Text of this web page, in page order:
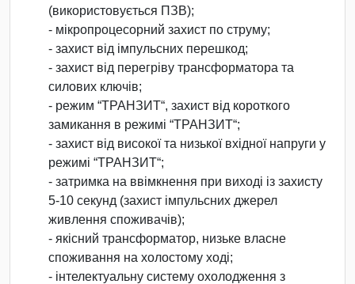
(використовується ПЗВ);
- мікропроцесорний захист по струму;
- захист від імпульсних перешкод;
- захист від перегріву трансформатора та
силових ключів;
- режим “ТРАНЗИТ“, захист від короткого
замикання в режимі “ТРАНЗИТ“;
- захист від високої та низької вхідної напруги у
режимі “ТРАНЗИТ“;
- затримка на ввімкнення при виході із захисту
5-10 секунд (захист імпульсних джерел
живлення споживачів);
- якісний трансформатор, низьке власне
споживання на холостому ході;
- інтелектуальну систему охолодження з